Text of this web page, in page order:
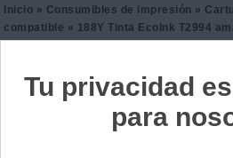
Inicio » Consumibles de impresión »
compatible » 188Y Tinta EcoInk T2994
188Y
Ref.